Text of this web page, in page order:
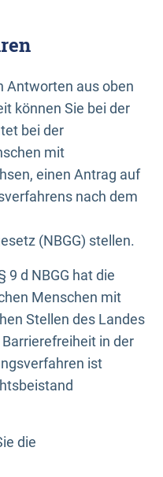
Antworten aus oben
können Sie bei der
bei der
mit
einen Antrag auf
nach dem
(NBGG) stellen.
9 d NBGG hat die
Menschen mit
Stellen des Landes
in der
ist
die